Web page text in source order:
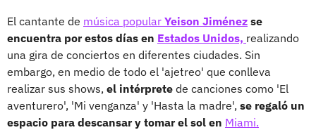
El cantante de música popular Yeison Jiménez se
encuentra por estos días en Estados Unidos, realizando
una gira de conciertos en diferentes ciudades. Sin
embargo, en medio de todo el 'ajetreo' que conlleva
realizar sus shows, el intérprete de canciones como 'El
aventurero', 'Mi venganza' y 'Hasta la madre', se regaló un
espacio para descansar y tomar el sol en Miami.